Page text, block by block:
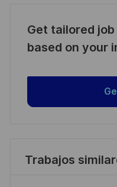
Get tailored
based on your
Trabajos